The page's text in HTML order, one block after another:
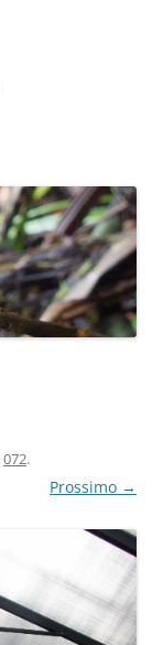
072.
Prossimo →